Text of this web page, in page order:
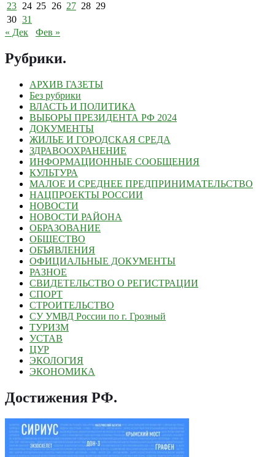
23 24 25 26 27 28 29
30 31
« Дек
Фев »
Рубрики.
АРХИВ ГАЗЕТЫ
Без рубрики
ВЛАСТЬ И ПОЛИТИКА
ВЫБОРЫ ПРЕЗИДЕНТА РФ 2024
ДОКУМЕНТЫ
ЖИЛЬЕ И ГОРОДСКАЯ СРЕДА
ЗДРАВООХРАНЕНИЕ
ИНФОРМАЦИОННЫЕ СООБЩЕНИЯ
КУЛЬТУРА
МАЛОЕ И СРЕДНЕЕ ПРЕДПРИНИМАТЕЛЬСТВО
НАЦПРОЕКТЫ РОССИИ
НОВОСТИ
НОВОСТИ РАЙОНА
ОБРАЗОВАНИЕ
ОБЩЕСТВО
ОБЪЯВЛЕНИЯ
ОФИЦИАЛЬНЫЕ ДОКУМЕНТЫ
РАЗНОЕ
СВИДЕТЕЛЬСТВО О РЕГИСТРАЦИИ
СПОРТ
СТРОИТЕЛЬСТВО
СУ УМВД России по г. Грозный
ТУРИЗМ
УСТАВ
ЦУР
ЭКОЛОГИЯ
ЭКОНОМИКА
Достижения РФ.